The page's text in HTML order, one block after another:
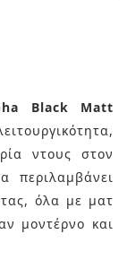
Black Matt
ντους στον
όλα με ματ
μοντέρνο και